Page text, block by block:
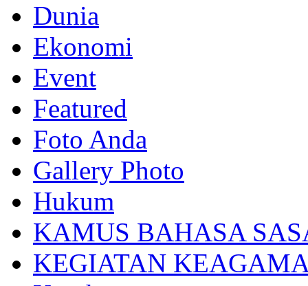
Dunia
Ekonomi
Event
Featured
Foto Anda
Gallery Photo
Hukum
KAMUS BAHASA
KEGIATAN